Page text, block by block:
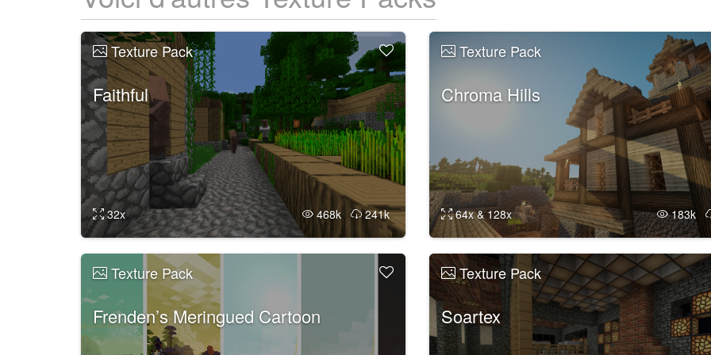
Texture Pack
Faithful
32x 468k 241k
Texture Pack
Chroma Hills
64x & 128x 183k
Texture Pack
Frenden’s Meringued Cartoon
Texture Pack
Soartex